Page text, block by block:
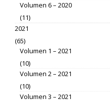
Volumen 6 – 2020
(11)
2021
(65)
Volumen 1 – 2021
(10)
Volumen 2 – 2021
(10)
Volumen 3 – 2021